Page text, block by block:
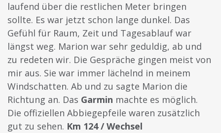
laufend über die restlichen Meter bringen
sollte. Es war jetzt schon lange dunkel. Das
Gefühl für Raum, Zeit und Tagesablauf war
längst weg. Marion war sehr geduldig, ab und
zu redeten wir. Die Gespräche gingen meist von
mir aus. Sie war immer lächelnd in meinem
Windschatten. Ab und zu sagte Marion die
Richtung an. Das Garmin machte es möglich.
Die offiziellen Abbiegepfeile waren zusätzlich
gut zu sehen. Km 124 / Wechsel